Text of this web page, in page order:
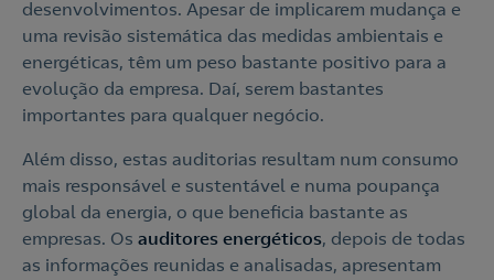
desenvolvimentos. Apesar de implicarem mudança e
uma revisão sistemática das medidas ambientais e
energéticas, têm um peso bastante positivo para a
evolução da empresa. Daí, serem bastantes
importantes para qualquer negócio.
Além disso, estas auditorias resultam num consumo
mais responsável e sustentável e numa poupança
global da energia, o que beneficia bastante as
empresas. Os auditores energéticos, depois de todas
as informações reunidas e analisadas, apresentam